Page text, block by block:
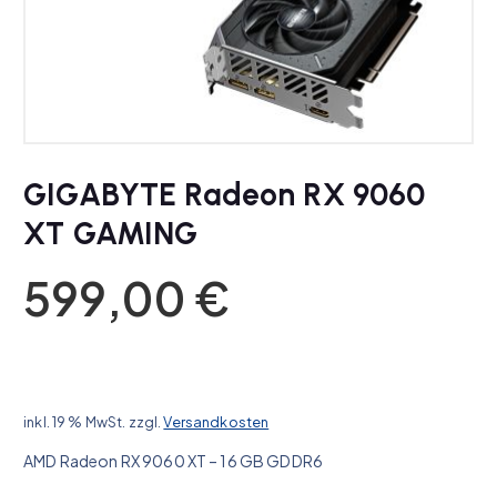
GIGABYTE Radeon RX 9060
XT GAMING
599,00 €
inkl. 19 % MwSt. zzgl.Versandkosten
AMD Radeon RX 9060 XT – 16 GB GDDR6